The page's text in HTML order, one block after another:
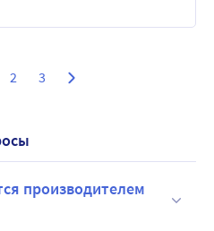
2 3
производителем